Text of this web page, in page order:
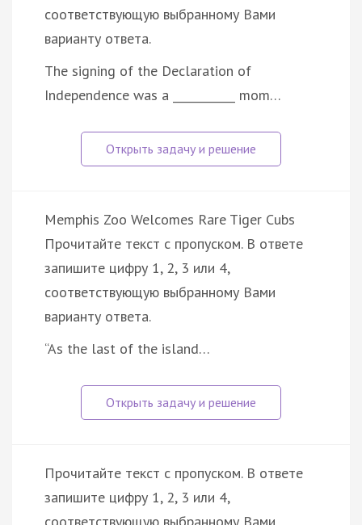
соответствующую выбранному Вами
варианту ответа.
The signing of the Declaration of
Independence was a ___________ mom…
Memphis Zoo Welcomes Rare Tiger Cubs
Прочитайте текст с пропуском. В ответе
запишите цифру 1, 2, 3 или 4,
соответствующую выбранному Вами
варианту ответа.
“As the last of the island…
Прочитайте текст с пропуском. В ответе
запишите цифру 1, 2, 3 или 4,
соответствующую выбранному Вами